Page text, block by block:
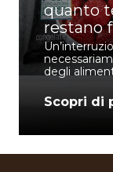
I
vincenti
I lamponi
presenza
Scopri di